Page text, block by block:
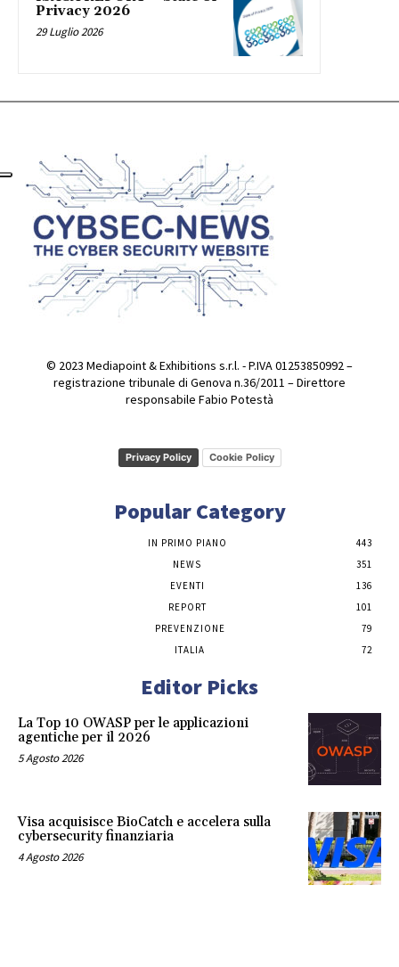
Privacy 2026
29 Luglio 2026
© 2023 Mediapoint & Exhibitions s.r.l. - P.IVA 01253850992 –
registrazione tribunale di Genova n.36/2011 – Direttore
responsabile Fabio Potestà
Privacy Policy Cookie Policy
Popular Category
IN PRIMO PIANO
443
NEWS
351
EVENTI
136
REPORT
101
PREVENZIONE
79
ITALIA
72
Editor Picks
La Top 10 OWASP per le applicazioni
agentiche per il 2026
5 Agosto 2026
Visa acquisisce BioCatch e accelera sulla
cybersecurity finanziaria
4 Agosto 2026